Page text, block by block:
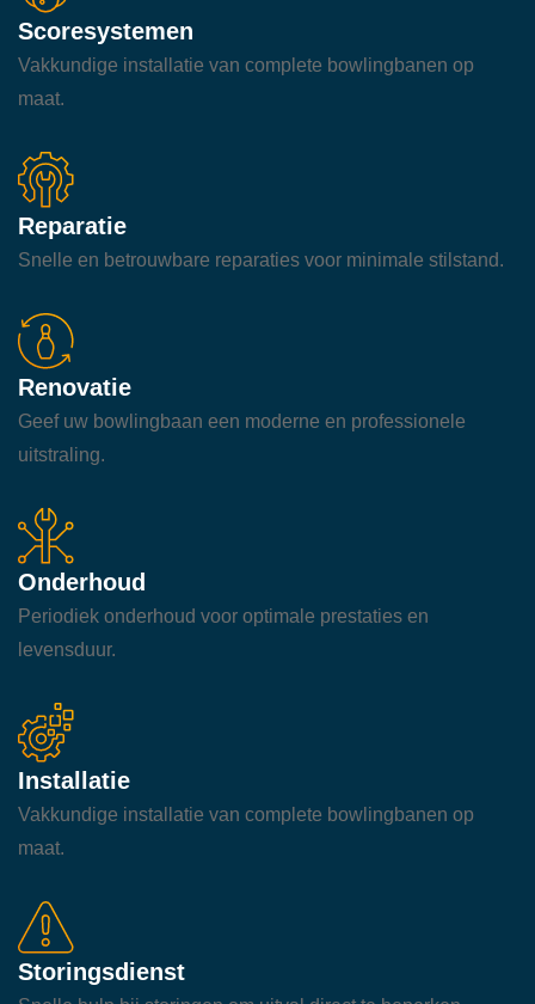
Scoresystemen
Vakkundige installatie van complete bowlingbanen op
maat.
Reparatie
Snelle en betrouwbare reparaties voor minimale stilstand.
Renovatie
Geef uw bowlingbaan een moderne en professionele
uitstraling.
Onderhoud
Periodiek onderhoud voor optimale prestaties en
levensduur.
Installatie
Vakkundige installatie van complete bowlingbanen op
maat.
Storingsdienst